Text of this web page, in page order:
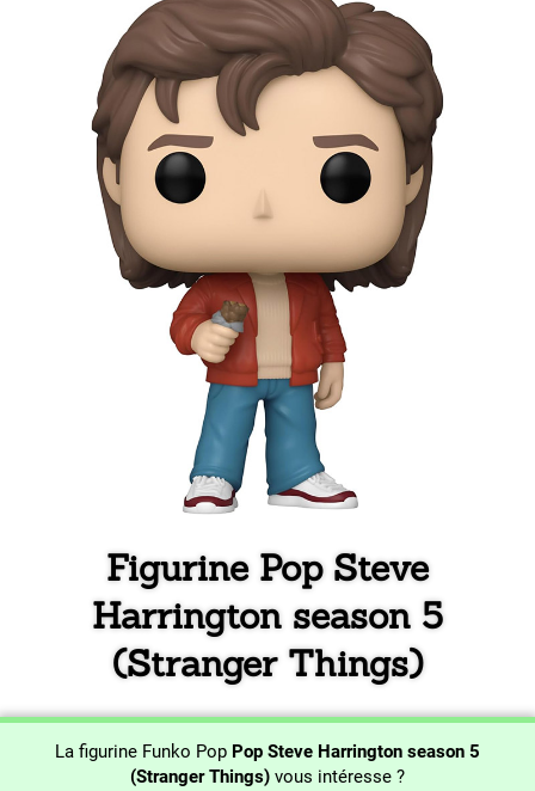
Figurine Pop Steve
Harrington season 5
(Stranger Things)
La figurine Funko Pop Pop Steve Harrington season 5
(Stranger Things) vous intéresse ?